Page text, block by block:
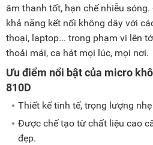
âm thanh tốt, hạn chế nhiễu
khả năng kết nối không dây với
thoại, laptop... trong phạm vi lên
thoải mái, ca hát mọi lúc, mọi nơi.
Ưu điểm nổi bật của micro
810D
Thiết kế tinh tế, trọng lượng
Được chế tạo từ chất liệu cao
đẹp.